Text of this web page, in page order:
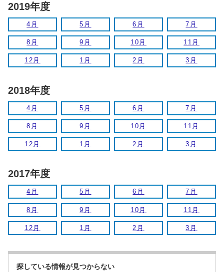
2019年度
4月 5月 6月 7月
8月 9月 10月 11月
12月 1月 2月 3月
2018年度
4月 5月 6月 7月
8月 9月 10月 11月
12月 1月 2月 3月
2017年度
4月 5月 6月 7月
8月 9月 10月 11月
12月 1月 2月 3月
探している情報が見つからない